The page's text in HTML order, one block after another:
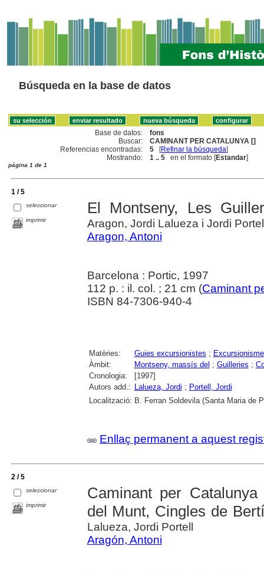
Búsqueda en la base de datos
Base de datos:
fons
Buscar:
CAMINANT PER CATALUNYA []
Referencias encontradas:
5 [Refinar la búsqueda]
Mostrando:
1 .. 5 en el formato [Estandar]
página 1 de 1
1 / 5
seleccionar
imprimir
El Montseny, Les
Aragon, Jordi Lalueza i Jordi
Aragon, Antoni
Barcelona : Portic, 1997
112 p. : il. col. ; 21 cm (Caminant
ISBN 84-7306-940-4
Matèries: Guies excursionistes ; Excursionisme
Àmbit:
Montseny, massís del ; Guilleries ;
Cronologia:
[1997]
Autors add.:
Lalueza, Jordi ; Portell, Jordi
Localització: B. Ferran Soldevila (Santa Maria de
Enllaç permanent a aquest
2 / 5
seleccionar
imprimir
Caminant per
del Munt, Cingles de
Lalueza, Jordi Portell
Aragón, Antoni